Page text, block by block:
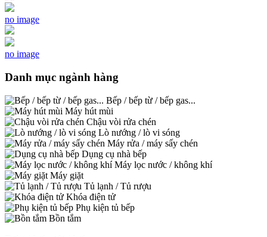
no image
no image
Danh mục ngành hàng
Bếp / bếp từ / bếp gas...
Máy hút mùi
Chậu vòi rửa chén
Lò nướng / lò vi sóng
Máy rửa / máy sấy chén
Dụng cụ nhà bếp
Máy lọc nước / không khí
Máy giặt
Tủ lạnh / Tủ rượu
Khóa điện tử
Phụ kiện tủ bếp
Bồn tắm